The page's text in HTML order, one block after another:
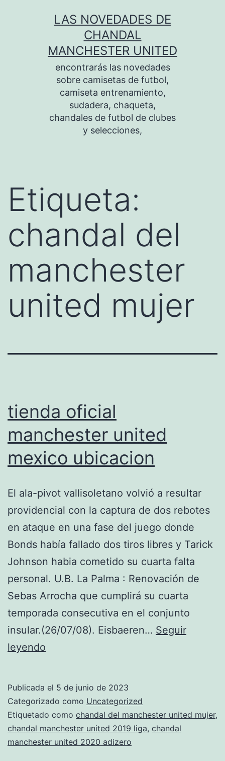
LAS NOVEDADES DE
CHANDAL
MANCHESTER UNITED
encontrarás las novedades
sobre camisetas de futbol,
camiseta entrenamiento,
sudadera, chaqueta,
chandales de futbol de clubes
y selecciones,
Etiqueta:
chandal del
manchester
united mujer
tienda oficial
manchester united
mexico ubicacion
El ala-pivot vallisoletano volvió a resultar
providencial con la captura de dos rebotes
en ataque en una fase del juego donde
Bonds había fallado dos tiros libres y Tarick
Johnson habia cometido su cuarta falta
personal. U.B. La Palma : Renovación de
Sebas Arrocha que cumplirá su cuarta
temporada consecutiva en el conjunto
insular.(26/07/08). Eisbaeren… Seguir
leyendo
united
mexico
ubicacion
Publicada el 5 de junio de 2023
Categorizado como Uncategorized
Etiquetado como chandal del manchester united mujer,
chandal manchester united 2019 liga, chandal
manchester united 2020 adizero